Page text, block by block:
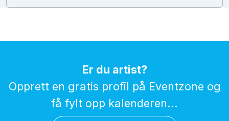
Er du artist?
Opprett en gratis profil på Eventzone og
få fylt opp kalenderen...